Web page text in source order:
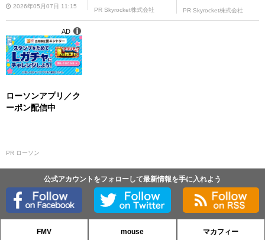
2026年05月07日 11:15
PR Skyrocket株式会社 PR Skyrocket株式会社
ローソンアプリ／ク
ーポン配信中
PR ローソン
AD
公式アカウントをフォローして最新情報を手に入れよう
FMV mouse マカフィー